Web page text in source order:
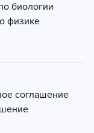
биологии
физике
соглашение